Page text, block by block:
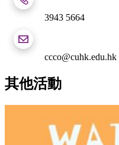
3943 5664
ccco@cuhk.edu.hk
其他活動